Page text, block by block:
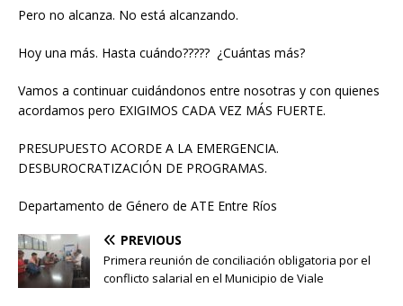
Pero no alcanza. No está alcanzando.
Hoy una más. Hasta cuándo????? ¿Cuántas más?
Vamos a continuar cuidándonos entre nosotras y con quienes
acordamos pero EXIGIMOS CADA VEZ MÁS FUERTE.
PRESUPUESTO ACORDE A LA EMERGENCIA.
DESBUROCRATIZACIÓN DE PROGRAMAS.
Departamento de Género de ATE Entre Ríos
PREVIOUS
Primera reunión de conciliación obligatoria por el
conflicto salarial en el Municipio de Viale